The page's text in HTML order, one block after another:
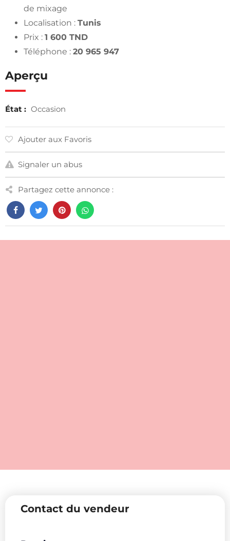
de mixage
Localisation : Tunis
Prix : 1 600 TND
Téléphone : 20 965 947
Aperçu
État : Occasion
Ajouter aux Favoris
Signaler un abus
Partagez cette annonce :
Contact du vendeur